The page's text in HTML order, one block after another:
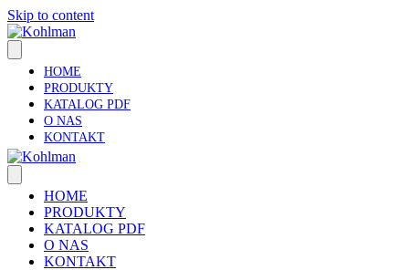
Skip to content
HOME
PRODUKTY
KATALOG PDF
O NAS
KONTAKT
HOME
PRODUKTY
KATALOG PDF
O NAS
KONTAKT